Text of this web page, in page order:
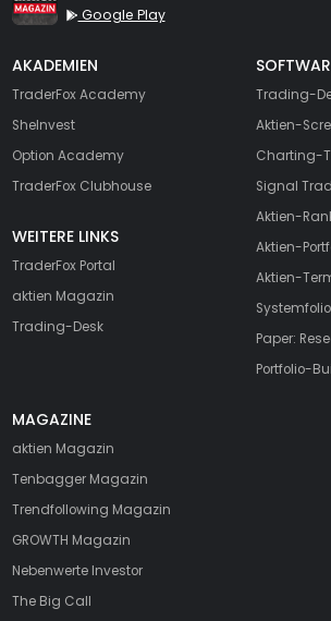
Google Play
AKADEMIEN
TraderFox Academy
SheInvest
Option Academy
TraderFox Clubhouse
WEITERE LINKS
TraderFox Portal
aktien Magazin
Trading-Desk
Trading-
Aktien-
Charting-
Signal
Aktien-
Aktien-
Aktien-
Systemfolio
Paper:
Portfolio-
MAGAZINE
aktien Magazin
Tenbagger Magazin
Trendfollowing Magazin
GROWTH Magazin
Nebenwerte Investor
The Big Call